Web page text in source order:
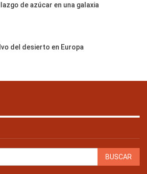
de azúcar en una galaxia
del desierto en Europa